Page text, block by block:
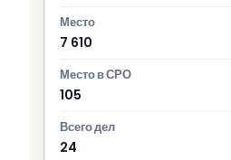
7 610
105
24